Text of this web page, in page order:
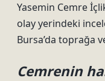
Yasemin Cemre
olay yerindeki
Bursa’da toprağa
Cemrenin